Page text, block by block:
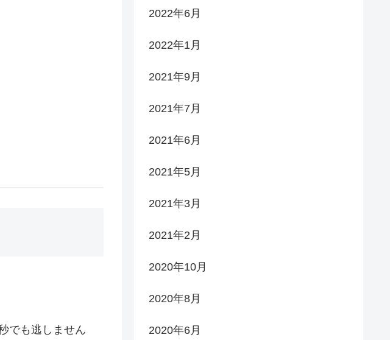
でも逃しません
2022年6月
2022年1月
2021年9月
2021年7月
2021年6月
2021年5月
2021年3月
2021年2月
2020年10月
2020年8月
2020年6月